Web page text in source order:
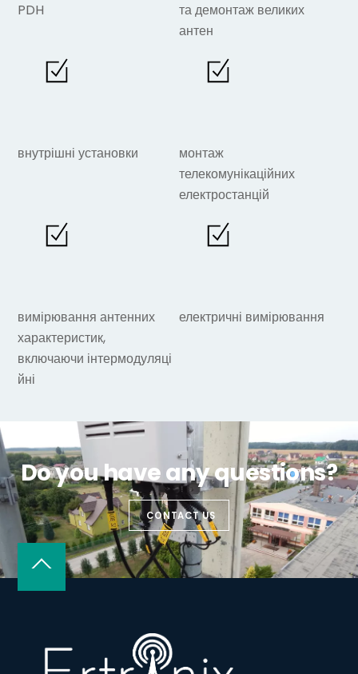
PDH
та демонтаж великих
антен
внутрішні установки
монтаж
телекомунікаційних
електростанцій
вимірювання антенних
характеристик,
включаючи інтермодуляці
йні
електричні вимірювання
Do you have any questions?
CONTACT US
Back
Top